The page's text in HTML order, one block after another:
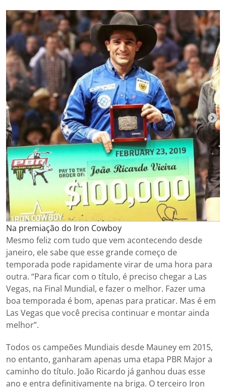
Na premiação do Iron Cowboy
Mesmo feliz com tudo que vem acontecendo desde
janeiro, ele sabe que esse grande começo de
temporada pode rapidamente virar de uma hora para
outra. “Para ficar com o título, é preciso chegar a Las
Vegas, na Final Mundial, e fazer o melhor. Fazer uma
boa temporada é bom, apenas para praticar. Mas é em
Las Vegas que você precisa continuar e montar ainda
melhor”.
Todos os campeões Mundiais desde Mauney em 2015,
no entanto, ganharam apenas uma etapa PBR Major a
caminho do título. João Ricardo já ganhou duas esse
ano e entra definitivamente na briga. O terceiro Iron